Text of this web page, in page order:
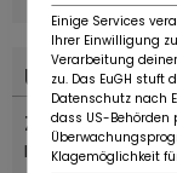
Umístění
Země
Itálie
Einige Services
Ihrer Einwilligung
Verarbeitung
zu. Das EuGH stuft
Datenschutz nach
dass US-Behörden
Klagemöglichkeit